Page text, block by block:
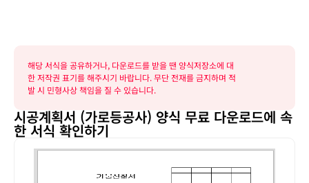
해당 서식을 공유하거나, 다운로드를 받을 땐 양식저장소에 대
한 저작권 표기를 해주시기 바랍니다. 무단 전재를 금지하며 적
발 시 민형사상 책임을 질 수 있습니다.
시공계획서 (가로등공사) 양식 무료 다운로드에 속
한 서식 확인하기